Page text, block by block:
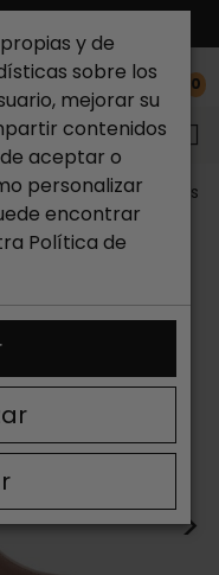
0
Outlet zapatos
>
y de
sobre los
mejorar su
contenidos
aceptar o
personalizar
encontrar
Política de